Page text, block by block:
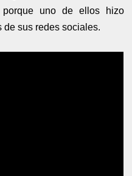
porque uno de ellos hizo
de sus redes sociales.